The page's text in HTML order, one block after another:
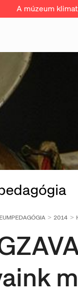
A múzeum
2014